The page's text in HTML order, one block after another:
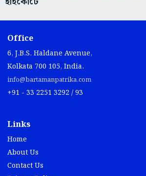
Office
6, J.B.S. Haldane Avenue,
Kolkata 700 105, India.
info@bartamanpatrika.com
+91 - 33 2251 3292 / 93
Links
Home
About Us
Contact Us